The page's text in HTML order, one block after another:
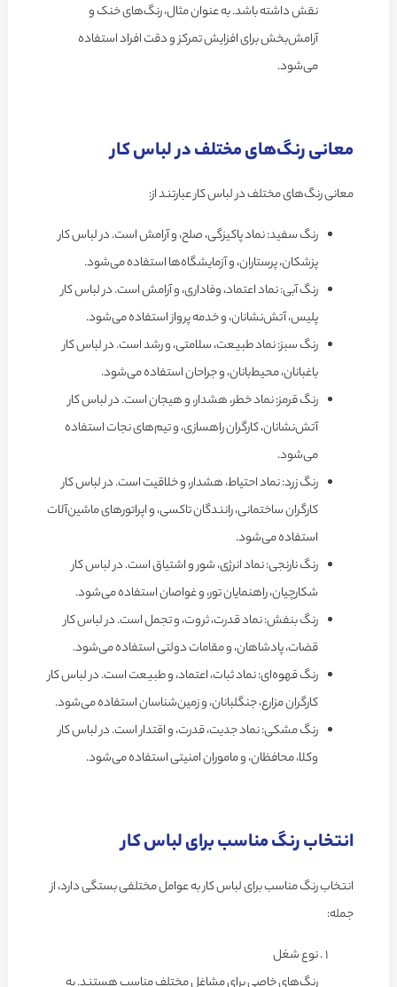
نقش داشته باشد. به عنوان مثال، رنگ‌های خنک و
آرامش‌بخش برای افزایش تمرکز و دقت افراد استفاده
می‌شود.
معانی رنگ‌های مختلف در لباس کار
معانی رنگ‌های مختلف در لباس کار عبارتند از:
رنگ سفید: نماد پاکیزگی، صلح، و آرامش است. در لباس کار
پزشکان، پرستاران، و آزمایشگاه‌ها استفاده می‌شود.
رنگ آبی: نماد اعتماد، وفاداری، و آرامش است. در لباس کار
پلیس، آتش‌نشانان، و خدمه پرواز استفاده می‌شود.
رنگ سبز: نماد طبیعت، سلامتی، و رشد است. در لباس کار
باغبانان، محیط‌بانان، و جراحان استفاده می‌شود.
رنگ قرمز: نماد خطر، هشدار، و هیجان است. در لباس کار
آتش‌نشانان، کارگران راهسازی، و تیم‌های نجات استفاده
می‌شود.
رنگ زرد: نماد احتیاط، هشدار، و خلاقیت است. در لباس کار
کارگران ساختمانی، رانندگان تاکسی، و اپراتورهای ماشین‌آلات
استفاده می‌شود.
رنگ نارنجی: نماد انرژی، شور و اشتیاق است. در لباس کار
شکارچیان، راهنمایان تور، و غواصان استفاده می‌شود.
رنگ بنفش: نماد قدرت، ثروت، و تجمل است. در لباس کار
قضات، پادشاهان، و مقامات دولتی استفاده می‌شود.
رنگ قهوه‌ای: نماد ثبات، اعتماد، و طبیعت است. در لباس کار
کارگران مزارع، جنگلبانان، و زمین‌شناسان استفاده می‌شود.
رنگ مشکی: نماد جدیت، قدرت، و اقتدار است. در لباس کار
وکلا، محافظان، و ماموران امنیتی استفاده می‌شود.
انتخاب رنگ مناسب برای لباس کار
انتخاب رنگ مناسب برای لباس کار به عوامل مختلفی بستگی دارد، از
جمله:
نوع شغل
رنگ‌های خاصی برای مشاغل مختلف مناسب هستند. به